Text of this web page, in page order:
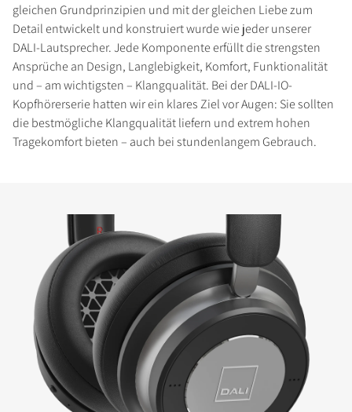
gleichen Grundprinzipien und mit der gleichen Liebe zum
Detail entwickelt und konstruiert wurde wie jeder unserer
DALI-Lautsprecher. Jede Komponente erfüllt die strengsten
Ansprüche an Design, Langlebigkeit, Komfort, Funktionalität
und – am wichtigsten – Klangqualität. Bei der DALI-IO-
Kopfhörerserie hatten wir ein klares Ziel vor Augen: Sie sollten
die bestmögliche Klangqualität liefern und extrem hohen
Tragekomfort bieten – auch bei stundenlangem Gebrauch.